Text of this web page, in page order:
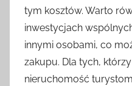
tym kosztów. Warto
inwestycjach
innymi osobami, co
zakupu. Dla tych,
nieruchomość